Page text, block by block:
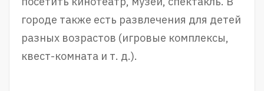
городе также есть развлечения для детей
разных возрастов (игровые комплексы,
квест-комната и т. д.).